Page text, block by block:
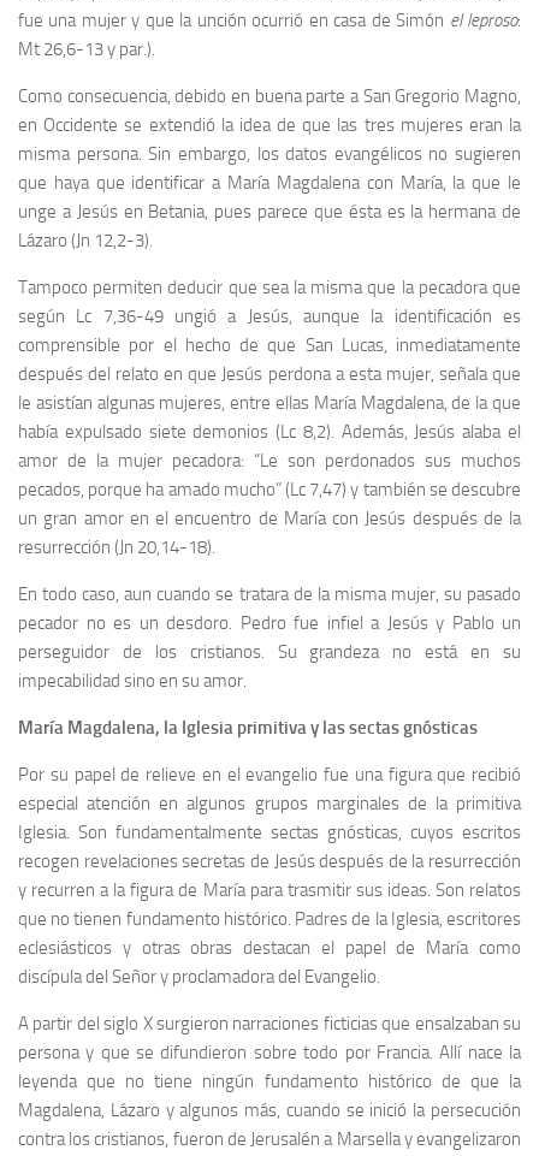
fue una mujer y que la unción ocurrió en casa de Simón el leproso:
Mt 26,6-13 y par.).
Como consecuencia, debido en buena parte a San Gregorio Magno,
en Occidente se extendió la idea de que las tres mujeres eran la
misma persona. Sin embargo, los datos evangélicos no sugieren
que haya que identificar a María Magdalena con María, la que le
unge a Jesús en Betania, pues parece que ésta es la hermana de
Lázaro (Jn 12,2-3).
Tampoco permiten deducir que sea la misma que la pecadora que
según Lc 7,36-49 ungió a Jesús, aunque la identificación es
comprensible por el hecho de que San Lucas, inmediatamente
después del relato en que Jesús perdona a esta mujer, señala que
le asistían algunas mujeres, entre ellas María Magdalena, de la que
había expulsado siete demonios (Lc 8,2). Además, Jesús alaba el
amor de la mujer pecadora: “Le son perdonados sus muchos
pecados, porque ha amado mucho” (Lc 7,47) y también se descubre
un gran amor en el encuentro de María con Jesús después de la
resurrección (Jn 20,14-18).
En todo caso, aun cuando se tratara de la misma mujer, su pasado
pecador no es un desdoro. Pedro fue infiel a Jesús y Pablo un
perseguidor de los cristianos. Su grandeza no está en su
impecabilidad sino en su amor.
María Magdalena, la Iglesia primitiva y las sectas gnósticas
Por su papel de relieve en el evangelio fue una figura que recibió
especial atención en algunos grupos marginales de la primitiva
Iglesia. Son fundamentalmente sectas gnósticas, cuyos escritos
recogen revelaciones secretas de Jesús después de la resurrección
y recurren a la figura de María para trasmitir sus ideas. Son relatos
que no tienen fundamento histórico. Padres de la Iglesia, escritores
eclesiásticos y otras obras destacan el papel de María como
discípula del Señor y proclamadora del Evangelio.
A partir del siglo X surgieron narraciones ficticias que ensalzaban su
persona y que se difundieron sobre todo por Francia. Allí nace la
leyenda que no tiene ningún fundamento histórico de que la
Magdalena, Lázaro y algunos más, cuando se inició la persecución
contra los cristianos, fueron de Jerusalén a Marsella y evangelizaron